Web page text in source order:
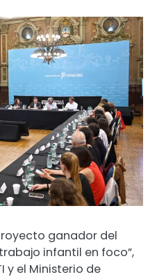
ganador del
infantil en foco”,
y el Ministerio de